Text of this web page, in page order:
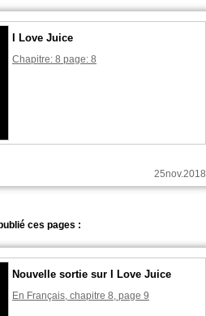
I Love Juice
Chapitre: 8 page: 8
25nov.2018
ces pages :
Nouvelle sortie sur I Love Juice
En Français, chapitre 8, page 9